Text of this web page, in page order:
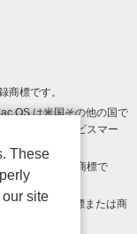
商標です。
OS は米国その他の国で
Inc. のサービスマー
Google LLC の商標で
おける登録商標または商
These
site